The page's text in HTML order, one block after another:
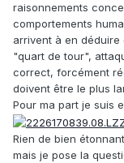
raisonnements
comportements
arrivent à en
"quart de tour",
correct, forcément
doivent être le plus
Pour ma part je suis
Rien de bien
mais je pose la